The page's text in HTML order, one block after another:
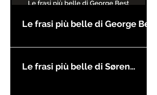
Le frasi più belle di George Best
Le frasi più belle di Søren